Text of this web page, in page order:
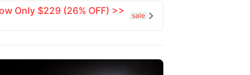
Only $229 (26% OFF) >>
sale 